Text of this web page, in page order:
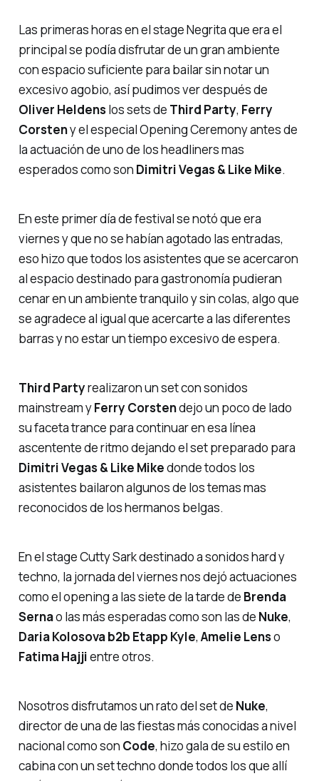
Las primeras horas en elstage Negritaque era el
principal se podía disfrutar de un gran ambiente
con espacio suficiente para bailar sin notar un
excesivo agobio, así pudimos ver después de
Oliver Heldenslos sets de Third Party, Ferry
Corsteny el especialOpening Ceremonyantes de
la actuación de uno de losheadlinersmas
esperados como son Dimitri Vegas & Like Mike.
En este primer día de festival se notó que era
viernes y que no se habían agotado las entradas,
eso hizo que todos los asistentes que se acercaron
al espacio destinado para gastronomía pudieran
cenar en un ambiente tranquilo y sin colas, algo que
se agradece al igual que acercarte a las diferentes
barras y no estar un tiempo excesivo de espera.
Third Partyrealizaron un set con sonidos
mainstream yFerry Corstendejo un poco de lado
su faceta trance para continuar en esa línea
ascentente de ritmo dejando el set preparado para
DimitriVegas&Like Mikedonde todos los
asistentes bailaron algunos de los temas mas
reconocidos de los hermanos belgas.
En elstage Cutty Sarkdestinado a sonidoshardy
techno, la jornada del viernes nos dejó actuaciones
como elopeninga las siete de la tarde de Brenda
Sernao las más esperadas como son las de Nuke,
DariaKolosovab2b Etapp Kyle, Amelie Lenso
FatimaHajjientre otros.
Nosotros disfrutamos un rato del set de Nuke,
director de una de las fiestas más conocidas a nivel
nacional como son Code, hizo gala de su estilo en
cabina con un set techno donde todos los que allí